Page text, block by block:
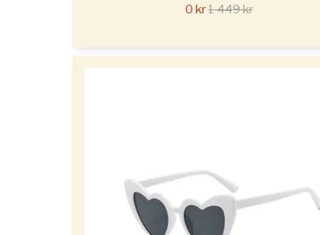
0 kr1 449 kr